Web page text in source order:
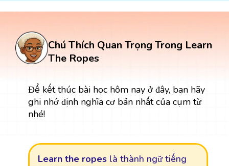
Chú Thích Quan Trọng Trong Learn
The Ropes
Để kết thúc bài học hôm nay ở đây, bạn hãy
ghi nhớ định nghĩa cơ bản nhất của cụm từ
nhé!
Learn the ropes là thành ngữ tiếng